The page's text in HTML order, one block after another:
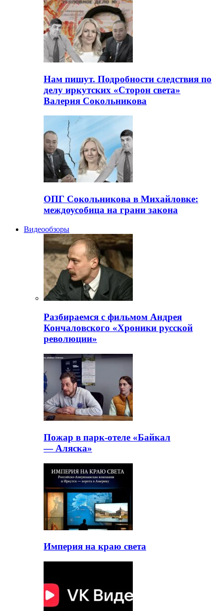
Нам пишут. Подробности следствия по
делу иркутских «Сторон света»
Валерия Сокольникова
ОПГ Сокольникова в Михайловке:
междоусобица на грани закона
Видеообзоры
Разбираемся с фильмом Андрея
Кончаловского «Хроники русской
революции»
Пожар в парк-отеле «Байкал
— Аляска»
Империя на краю света